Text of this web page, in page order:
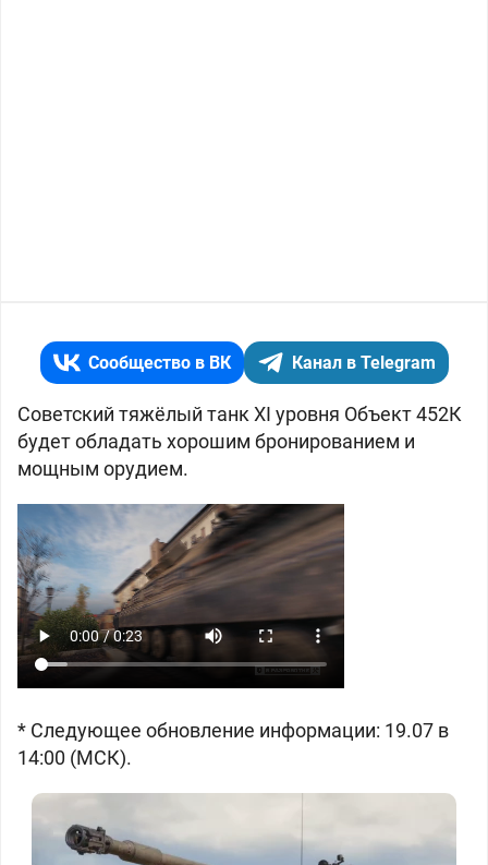
Сообщество в ВК Канал в Telegram
Советский тяжёлый танк XI уровня Объект 452К
будет обладать хорошим бронированием и
мощным орудием.
* Следующее обновление информации: 19.07 в
14:00 (МСК).